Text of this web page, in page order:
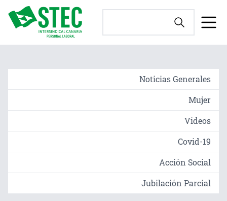
Noticias Generales
Mujer
Videos
Covid-19
Acción Social
Jubilación Parcial